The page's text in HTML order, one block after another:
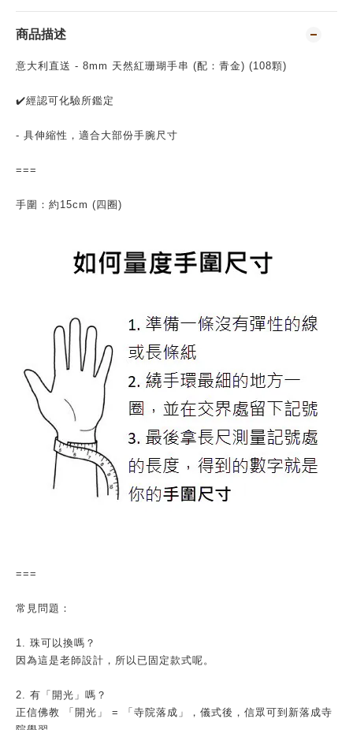
商品描述
意大利直送 - 8mm 天然紅珊瑚手串 (配：青金) (108顆)
✔️經認可化驗所鑑定
- 具伸縮性，適合大部份手腕尺寸
===
手圍：約15cm (四圈)
===
常見問題：
1. 珠可以換嗎？
因為這是老師設計，所以已固定款式呢。
2. 有「開光」嗎？
正信佛教 「開光」 = 「寺院落成」，儀式後，信眾可到新落成寺